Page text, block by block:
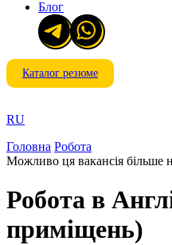
Блог
Каталог резюме
RU
Головна Робота
Можливо ця вакансія більше
Робота в
приміщень)